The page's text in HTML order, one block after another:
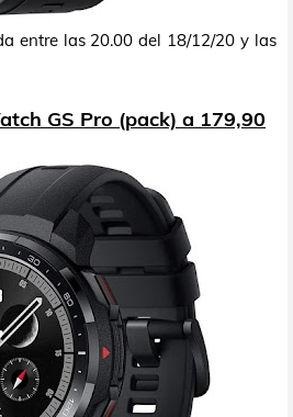
entre las 20.00 del 18/12/20 y las
GS Pro (pack) a 179,90